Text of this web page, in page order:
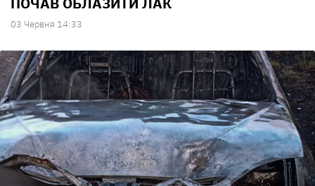
03 Червня 14:33